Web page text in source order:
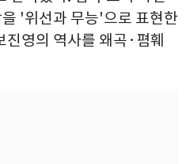
'위선과 무능'으로 표현한
영의 역사를 왜곡·폄훼